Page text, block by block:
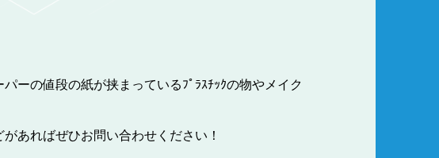
ーの値段の紙が挟まっているﾌﾟﾗｽﾁｯｸの物やメイク
あればぜひお問い合わせください！